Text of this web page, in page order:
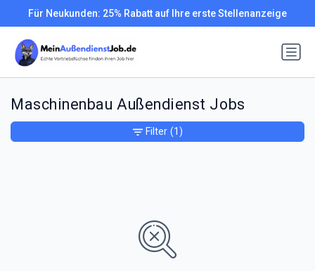
Für Neukunden: 25% Rabatt auf Ihre erste Stellenanzeige
Maschinenbau Außendienst Jobs
Filter (1)